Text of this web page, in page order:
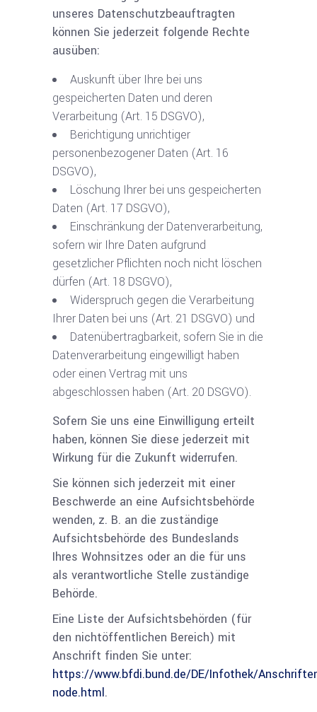
unseres Datenschutzbeauftragten
können Sie jederzeit folgende Rechte
ausüben:
Auskunft über Ihre bei uns
gespeicherten Daten und deren
Verarbeitung (Art. 15 DSGVO),
Berichtigung unrichtiger
personenbezogener Daten (Art. 16
DSGVO),
Löschung Ihrer bei uns gespeicherten
Daten (Art. 17 DSGVO),
Einschränkung der Datenverarbeitung,
sofern wir Ihre Daten aufgrund
gesetzlicher Pflichten noch nicht löschen
dürfen (Art. 18 DSGVO),
Widerspruch gegen die Verarbeitung
Ihrer Daten bei uns (Art. 21 DSGVO) und
Datenübertragbarkeit, sofern Sie in die
Datenverarbeitung eingewilligt haben
oder einen Vertrag mit uns
abgeschlossen haben (Art. 20 DSGVO).
Sofern Sie uns eine Einwilligung erteilt
haben, können Sie diese jederzeit mit
Wirkung für die Zukunft widerrufen.
Sie können sich jederzeit mit einer
Beschwerde an eine Aufsichtsbehörde
wenden, z. B. an die zuständige
Aufsichtsbehörde des Bundeslands
Ihres Wohnsitzes oder an die für uns
als verantwortliche Stelle zuständige
Behörde.
Eine Liste der Aufsichtsbehörden (für
den nichtöffentlichen Bereich) mit
Anschrift finden Sie unter:
https://www.bfdi.bund.de/DE/Infothek/
node.html.